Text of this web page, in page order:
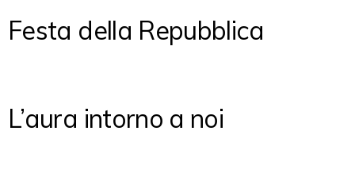
Festa della Repubblica
L’aura intorno a noi